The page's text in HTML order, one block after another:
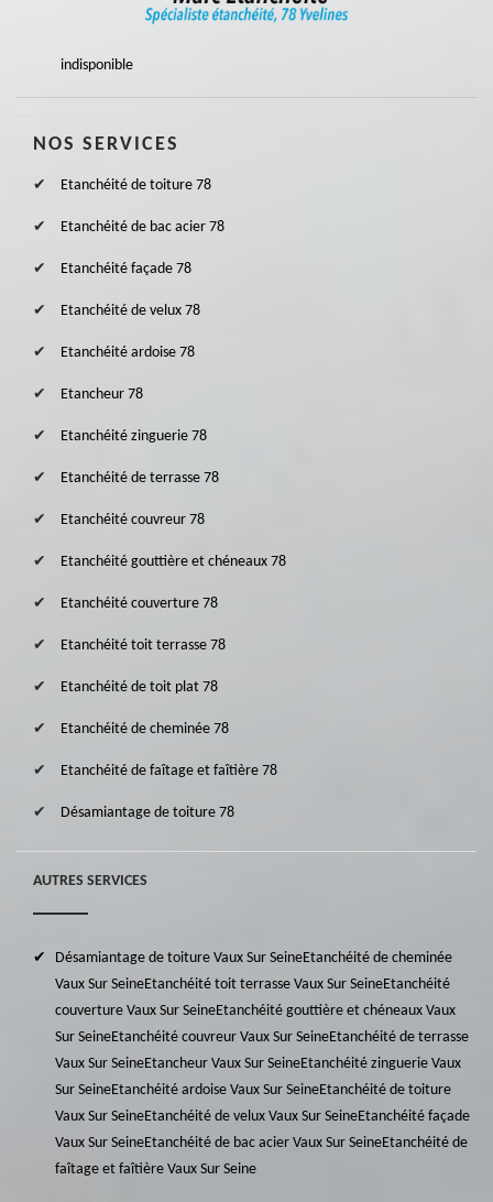
indisponible
NOS SERVICES
Etanchéité de toiture 78
Etanchéité de bac acier 78
Etanchéité façade 78
Etanchéité de velux 78
Etanchéité ardoise 78
Etancheur 78
Etanchéité zinguerie 78
Etanchéité de terrasse 78
Etanchéité couvreur 78
Etanchéité gouttière et chéneaux 78
Etanchéité couverture 78
Etanchéité toit terrasse 78
Etanchéité de toit plat 78
Etanchéité de cheminée 78
Etanchéité de faîtage et faîtière 78
Désamiantage de toiture 78
AUTRES SERVICES
Désamiantage de toiture Vaux Sur SeineEtanchéité de cheminée
Vaux Sur SeineEtanchéité toit terrasse Vaux Sur SeineEtanchéité
couverture Vaux Sur SeineEtanchéité gouttière et chéneaux Vaux
Sur SeineEtanchéité couvreur Vaux Sur SeineEtanchéité de terrasse
Vaux Sur SeineEtancheur Vaux Sur SeineEtanchéité zinguerie Vaux
Sur SeineEtanchéité ardoise Vaux Sur SeineEtanchéité de toiture
Vaux Sur SeineEtanchéité de velux Vaux Sur SeineEtanchéité façade
Vaux Sur SeineEtanchéité de bac acier Vaux Sur SeineEtanchéité de
faîtage et faîtière Vaux Sur Seine